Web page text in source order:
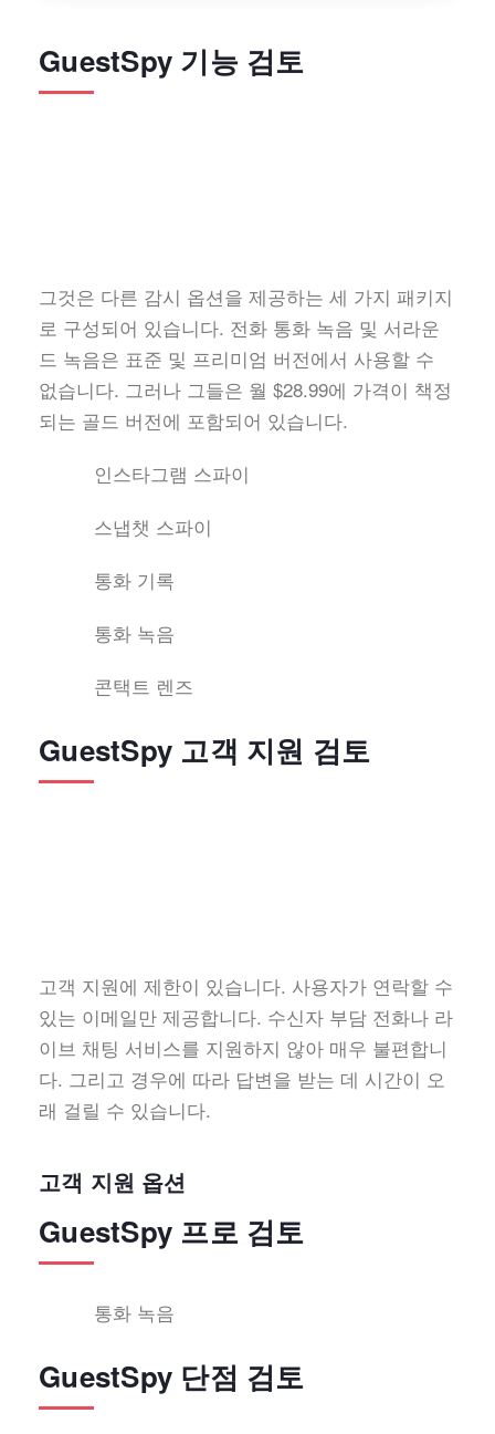
GuestSpy 기능 검토
그것은 다른 감시 옵션을 제공하는 세 가지 패키지
로 구성되어 있습니다. 전화 통화 녹음 및 서라운
드 녹음은 표준 및 프리미엄 버전에서 사용할 수
없습니다. 그러나 그들은 월 $28.99에 가격이 책정
되는 골드 버전에 포함되어 있습니다.
인스타그램 스파이
스냅챗 스파이
통화 기록
통화 녹음
콘택트 렌즈
GuestSpy 고객 지원 검토
고객 지원에 제한이 있습니다. 사용자가 연락할 수
있는 이메일만 제공합니다. 수신자 부담 전화나 라
이브 채팅 서비스를 지원하지 않아 매우 불편합니
다. 그리고 경우에 따라 답변을 받는 데 시간이 오
래 걸릴 수 있습니다.
고객 지원 옵션
GuestSpy 프로 검토
통화 녹음
GuestSpy 단점 검토